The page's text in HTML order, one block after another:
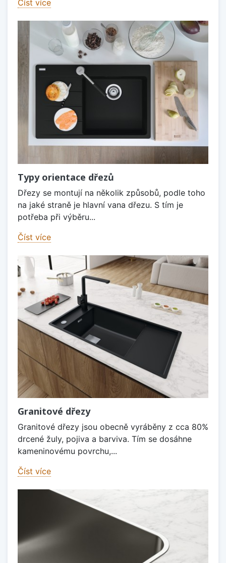
Číst více
Typy orientace dřezů
Dřezy se montují na několik způsobů, podle toho
na jaké straně je hlavní vana dřezu. S tím je
potřeba při výběru...
Číst více
Granitové dřezy
Granitové dřezy jsou obecně vyráběny z cca 80%
drcené žuly, pojiva a barviva. Tím se dosáhne
kameninovému povrchu,...
Číst více